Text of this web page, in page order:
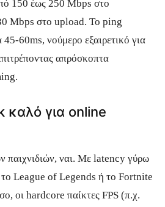
150 έως 250 Mbps στο
Mbps στο upload. Το ping
60ms, νούμερο εξαιρετικό για
απρόσκοπτα
καλό για online
παιχνιδιών, ναι. Με latency γύρω
το League of Legends ή το Fortnite
οι hardcore παίκτες FPS (π.χ.